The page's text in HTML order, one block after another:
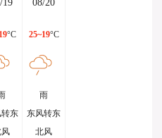
19
°C
东
08/20
25~19°C
雨
东风转东
北风